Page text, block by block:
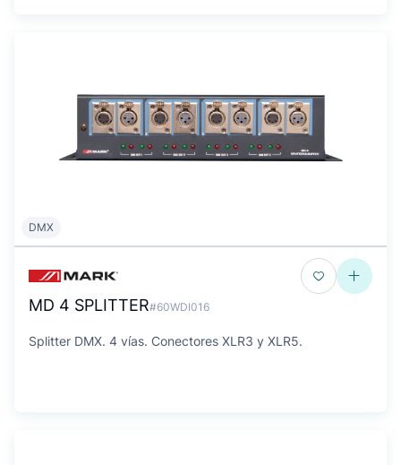
DMX
MD 4 SPLITTER#60WDI016
Splitter DMX. 4 ví­as. Conectores XLR3 y XLR5.